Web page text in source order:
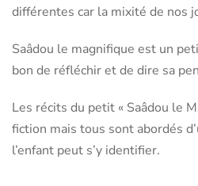
différentes car la mixité de nos
Saâdou le magnifique est un
bon de réfléchir et de dire sa
Les récits du petit « Saâdou le
fiction mais tous sont abordés
l’enfant peut s’y identifier.